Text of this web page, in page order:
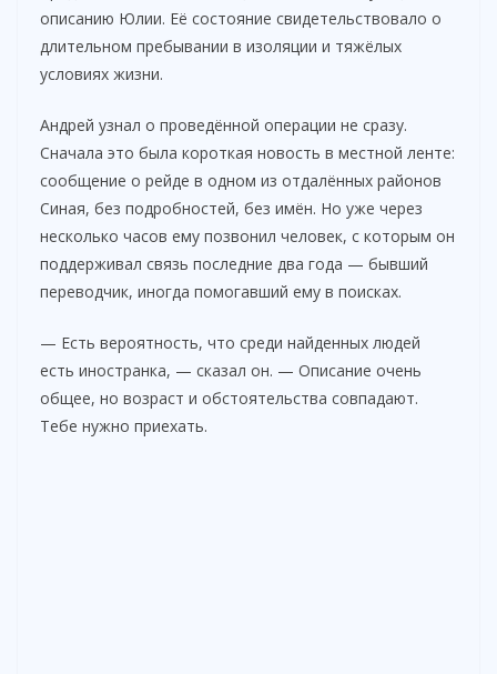
описанию Юлии. Её состояние свидетельствовало о
длительном пребывании в изоляции и тяжёлых
условиях жизни.
Андрей узнал о проведённой операции не сразу.
Сначала это была короткая новость в местной ленте:
сообщение о рейде в одном из отдалённых районов
Синая, без подробностей, без имён. Но уже через
несколько часов ему позвонил человек, с которым он
поддерживал связь последние два года — бывший
переводчик, иногда помогавший ему в поисках.
— Есть вероятность, что среди найденных людей
есть иностранка, — сказал он. — Описание очень
общее, но возраст и обстоятельства совпадают.
Тебе нужно приехать.